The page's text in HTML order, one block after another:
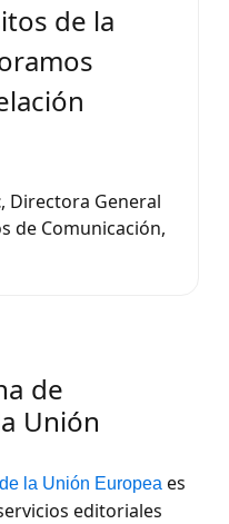
de la
, Directora General
de Comunicación,
de
Unión
la Unión Europea es
editoriales